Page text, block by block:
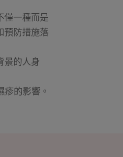
僅一種而是
預防措施落
景的人身
的影響。